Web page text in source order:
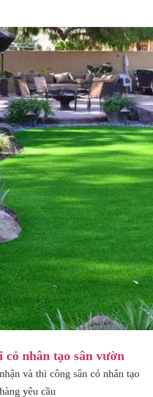
cỏ nhân tạo sân vườn
và thi công sân cỏ nhân tạo
yêu cầu